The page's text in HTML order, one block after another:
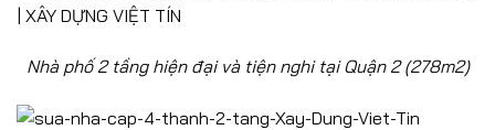
Nhà phố 2 tầng hiện đại và tiện nghi tại Quận 2 (278m2)